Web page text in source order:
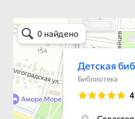
Детская библиотека-филиал № 9
Библиотека в Севастополе